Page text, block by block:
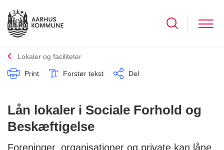
Lokaler og faciliteter
Print Forstør tekst Del
Lån lokaler i Sociale Forhold og
Beskæftigelse
Foreninger, organisationer og private kan låne